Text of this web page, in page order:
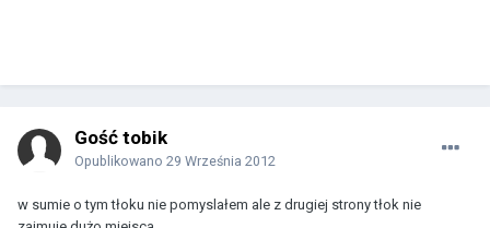
Gość tobik
Opublikowano 29 Września 2012
w sumie o tym tłoku nie pomyslałem ale z drugiej strony tłok nie